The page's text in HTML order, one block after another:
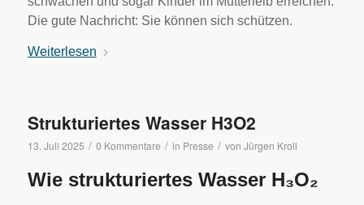
Die gute Nachricht: Sie können sich schützen.
Weiterlesen
Strukturiertes Wasser H3O2
13. Juli 2025 / 0 Kommentare / in Presse / von Jürgen Kroll
Wie strukturiertes Wasser H₃O₂